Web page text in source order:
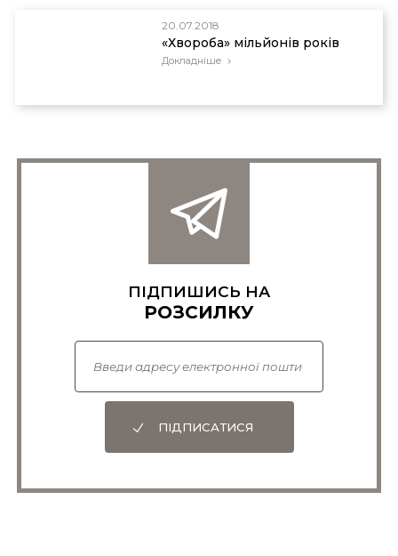
20.07.2018
«Хвороба» мільйонів років
Докладніше
ПІДПИШИСЬ НА
РОЗСИЛКУ
ПІДПИСАТИСЯ